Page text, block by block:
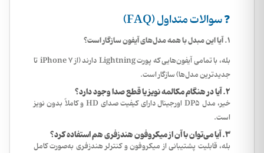
❓ سوالات متداول (FAQ)
1. آیا این مبدل با همه مدل‌های آیفون سازگار است؟
بله، با تمامی آیفون‌هایی که پورت Lightning دارند (از iPhone 7 تا
جدیدترین مدل‌ها) سازگار است.
2. آیا در هنگام مکالمه نویز یا قطع صدا وجود دارد؟
خیر، مدل DP5 اورجینال دارای کیفیت صدای HD و کاملاً بدون نویز
است.
3. آیا می‌توان با آن از میکروفون هندزفری هم استفاده کرد؟
بله، قابلیت پشتیبانی از میکروفون و کنترلر هندزفری به‌صورت کامل